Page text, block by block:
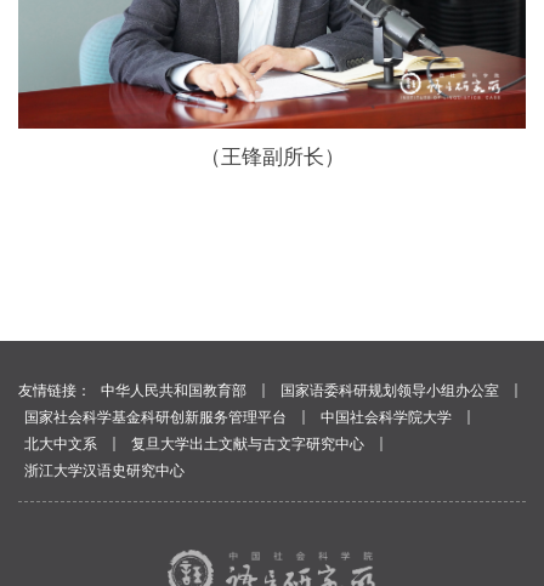
（王锋副所长）
友情链接： 中华人民共和国教育部 国家语委科研规划领导小组办公室
国家社会科学基金科研创新服务管理平台
中国社会科学院大学
北大中文系
复旦大学出土文献与古文字研究中心
浙江大学汉语史研究中心